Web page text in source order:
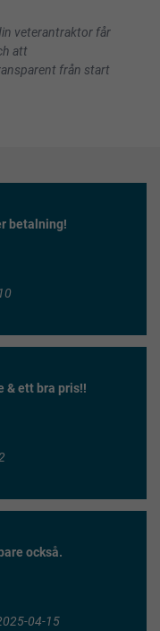
veterantraktor får
att
från start
betalning!
& ett bra pris!!
också.
04-15